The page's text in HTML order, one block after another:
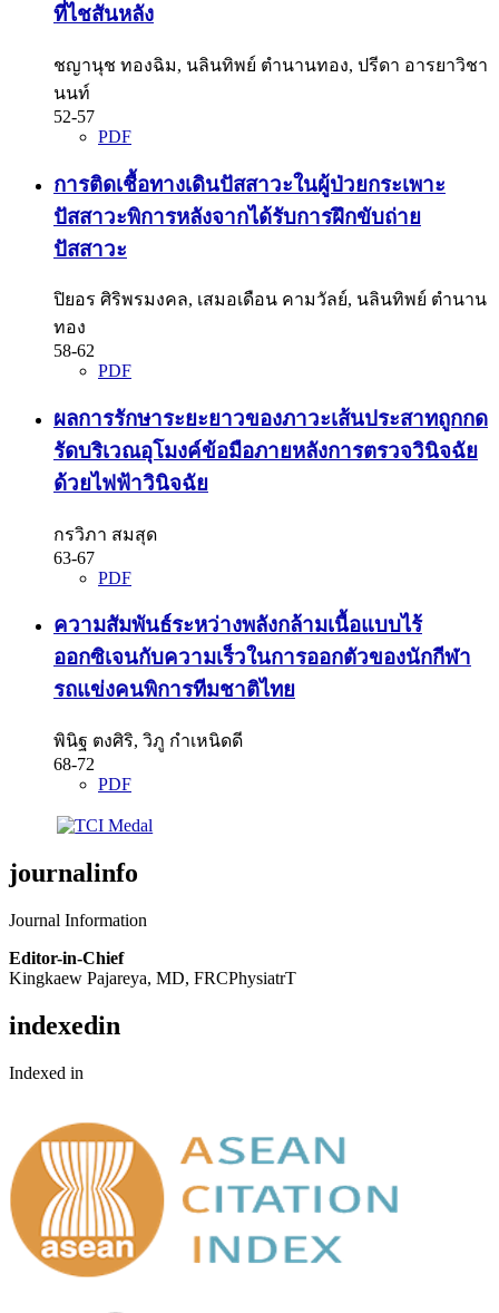
ที่ไชสันหลัง
ชญานุช ทองฉิม, นลินทิพย์ ตำนานทอง, ปรีดา อารยาวิชา
นนท์
52-57
PDF
การติดเชื้อทางเดินปัสสาวะในผู้ป่วยกระเพาะ
ปัสสาวะพิการหลังจากได้รับการฝึกขับถ่าย
ปัสสาวะ
ปิยอร ศิริพรมงคล, เสมอเดือน คามวัลย์, นลินทิพย์ ตำนาน
ทอง
58-62
PDF
ผลการรักษาระยะยาวของภาวะเส้นประสาทถูกกด
รัดบริเวณอุโมงค์ข้อมือภายหลังการตรวจวินิจฉัย
ด้วยไฟฟ้าวินิจฉัย
กรวิภา สมสุด
63-67
PDF
ความสัมพันธ์ระหว่างพลังกล้ามเนื้อแบบไร้
ออกซิเจนกับความเร็วในการออกตัวของนักกีฬา
รถแข่งคนพิการทีมชาติไทย
พินิฐ ตงศิริ, วิภู กำเหนิดดี
68-72
PDF
journalinfo
Journal Information
Editor-in-Chief
Kingkaew Pajareya, MD, FRCPhysiatrT
indexedin
Indexed in